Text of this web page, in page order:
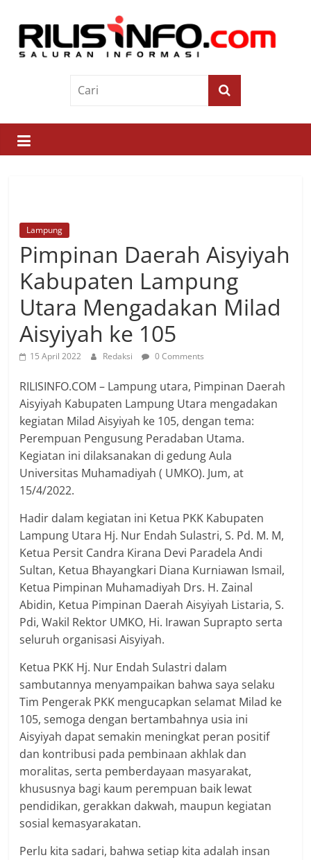
contentRilis
Saluran
Informasi
Lampung
Pimpinan Daerah Aisyiyah
Kabupaten Lampung
Utara Mengadakan Milad
Aisyiyah ke 105
15 April 2022 Redaksi 0 Comments
RILISINFO.COM – Lampung utara, Pimpinan Daerah
Aisyiyah Kabupaten Lampung Utara mengadakan
kegiatan Milad Aisyiyah ke 105, dengan tema:
Perempuan Pengusung Peradaban Utama.
Kegiatan ini dilaksanakan di gedung Aula
Universitas Muhamadiyah ( UMKO). Jum, at
15/4/2022.
Hadir dalam kegiatan ini Ketua PKK Kabupaten
Lampung Utara Hj. Nur Endah Sulastri, S. Pd. M. M,
Ketua Persit Candra Kirana Devi Paradela Andi
Sultan, Ketua Bhayangkari Diana Kurniawan Ismail,
Ketua Pimpinan Muhamadiyah Drs. H. Zainal
Abidin, Ketua Pimpinan Daerah Aisyiyah Listaria, S.
Pdi, Wakil Rektor UMKO, Hi. Irawan Suprapto serta
seluruh organisasi Aisyiyah.
Ketua PKK Hj. Nur Endah Sulastri dalam
sambutannya menyampaikan bahwa saya selaku
Tim Pengerak PKK mengucapkan selamat Milad ke
105, semoga dengan bertambahnya usia ini
Aisyiyah dapat semakin meningkat peran positif
dan kontribusi pada pembinaan akhlak dan
moralitas, serta pemberdayaan masyarakat,
khususnya bagi kaum perempuan baik lewat
pendidikan, gerakkan dakwah, maupun kegiatan
sosial kemasyarakatan.
Perlu kita sadari, bahwa setiap kita adalah insan